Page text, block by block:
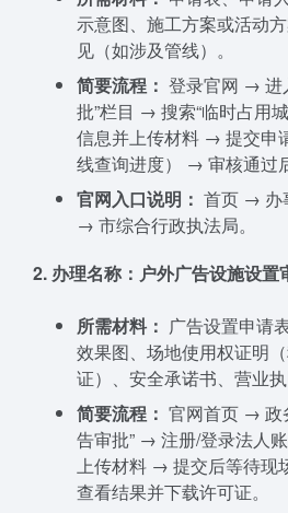
示意图、施工方案或活动
见（如涉及管线）。
简要流程： 登录官网 → 进
批”栏目 → 搜索“临时占用
信息并上传材料 → 提交申
线查询进度） → 审核通过
官网入口说明： 首页 → 办
→ 市综合行政执法局。
2. 办理名称：户外广告设施设置
所需材料： 广告设置申请
效果图、场地使用权证明
证）、安全承诺书、营业执
简要流程： 官网首页 → 政
告审批” → 注册/登录法人
上传材料 → 提交后等待现
查看结果并下载许可证。